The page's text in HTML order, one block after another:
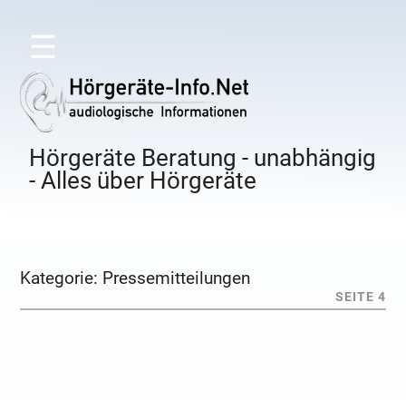
☰
Hörgeräte Beratung - unabhängig
- Alles über Hörgeräte
Kategorie: Pressemitteilungen
SEITE 4